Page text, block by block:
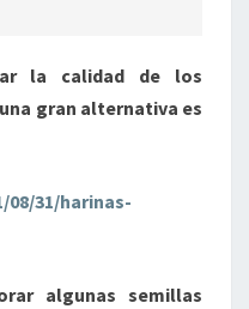
la calidad de los
gran alternativa es
31/harinas-
algunas semillas